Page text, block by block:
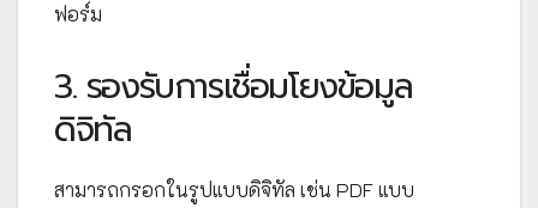
ฟอร์ม
3. รองรับการเชื่อมโยงข้อมูล
ดิจิทัล
สามารถกรอกในรูปแบบดิจิทัล เช่น PDF แบบ